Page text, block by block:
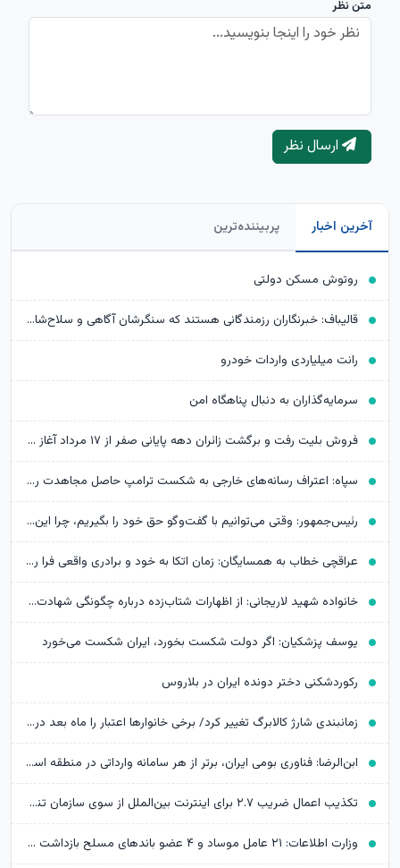
متن نظر
ارسال نظر
آخرین اخبار پربیننده‌ترین
روتوش مسکن دولتی
قالیباف: خبرنگاران رزمندگانی هستند که سنگرشان آگاهی و سلاح‌شان حقیقت است
رانت میلیاردی واردات خودرو
سرمایه‌گذاران به دنبال پناهگاه امن
فروش بلیت رفت و برگشت زائران دهه پایانی صفر از ۱۷ مرداد آغاز می‌شود
سپاه: اعتراف رسانه‌های خارجی به شکست ترامپ حاصل مجاهدت رسانه‌های انقلابی است
رئیس‌جمهور: وقتی می‌توانیم با گفت‌وگو حق خود را بگیریم، چرا این کار را نکنیم؟
عراقچی خطاب به همسایگان: زمان اتکا به خود و برادری واقعی فرا رسیده است
خانواده شهید لاریجانی: از اظهارات شتاب‌زده درباره چگونگی شهادت اجتناب کنید
یوسف پزشکیان: اگر دولت شکست بخورد، ایران شکست می‌خورد
رکوردشکنی دختر دونده ایران در بلاروس
زمانبندی شارژ کالابرگ تغییر کرد/ برخی خانوارها اعتبار را ماه بعد دریافت می‌کنند
ابن‌الرضا: فناوری بومی ایران، برتر از هر سامانه وارداتی در منطقه است
تکذیب اعمال ضریب ۲.۷ برای اینترنت بین‌الملل از سوی سازمان تنظیم مقررات
وزارت اطلاعات: ۲۱ عامل موساد و ۴ عضو باندهای مسلح بازداشت شدند